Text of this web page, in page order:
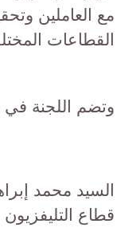
مع العاملين
القطاعات
وتضم اللجنة في
السيد محمد
قطاع